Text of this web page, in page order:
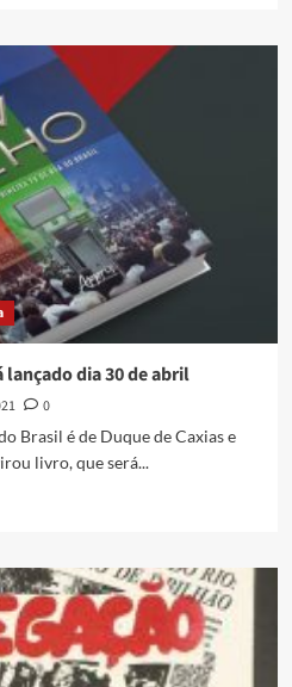
lançado dia 30 de abril
0
Brasil é de Duque de Caxias e
livro, que será...